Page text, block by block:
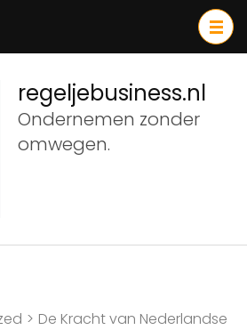
regeljebusiness.nl
Ondernemen zonder
omwegen.
> De Kracht van Nederlandse